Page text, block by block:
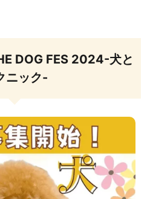
DOG FES 2024-犬と
ニック-